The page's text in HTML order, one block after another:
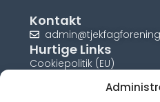
Kontakt
Hurtige Links
Cookiepolitik (EU)